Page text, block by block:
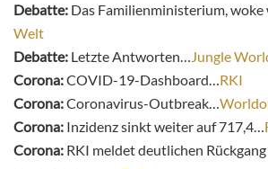
Debatte: Das Familienministerium,
Welt
Debatte: Letzte Antworten…Jungle
Corona:COVID-19-Dashboard…RKI
Corona:Coronavirus-Outbreak…
Corona: Inzidenz sinkt weiter auf 717,4…
Corona: RKI meldet deutlichen